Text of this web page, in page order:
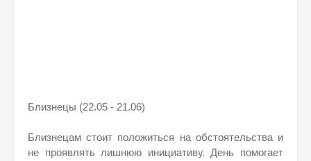
Близнецы (22.05 - 21.06)
Близнецам стоит положиться на обстоятельства и
не проявлять лишнюю инициативу. День помогает